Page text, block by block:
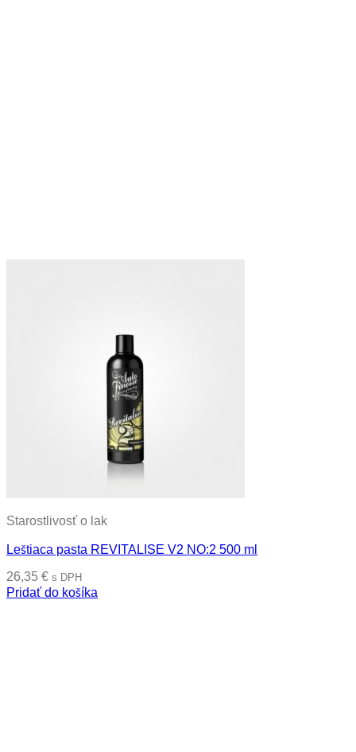
Starostlivosť o lak
Leštiaca pasta REVITALISE V2 NO:2 500 ml
26,35 € s DPH
Pridať do košíka